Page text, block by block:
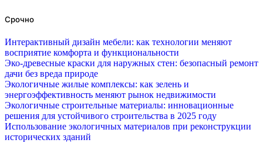
Срочно
Интерактивный дизайн мебели: как технологии меняют
восприятие комфорта и функциональности
Эко-древесные краски для наружных стен: безопасный ремонт
дачи без вреда природе
Экологичные жилые комплексы: как зелень и
энергоэффективность меняют рынок недвижимости
Экологичные строительные материалы: инновационные
решения для устойчивого строительства в 2025 году
Использование экологичных материалов при реконструкции
исторических зданий